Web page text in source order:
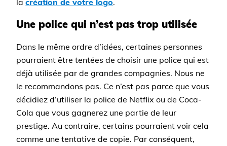
lacréation de votre logo.
Une police qui n’est pas trop utilisée
Dans le même ordre d’idées, certaines personnes
pourraient être tentées de choisir une police qui est
déjà utilisée par de grandes compagnies. Nous ne
le recommandons pas. Ce n’est pas parce que vous
décidiez d’utiliser la police de Netflix ou de Coca-
Cola que vous gagnerez une partie de leur
prestige. Au contraire, certains pourraient voir cela
comme une tentative de copie. Par conséquent,